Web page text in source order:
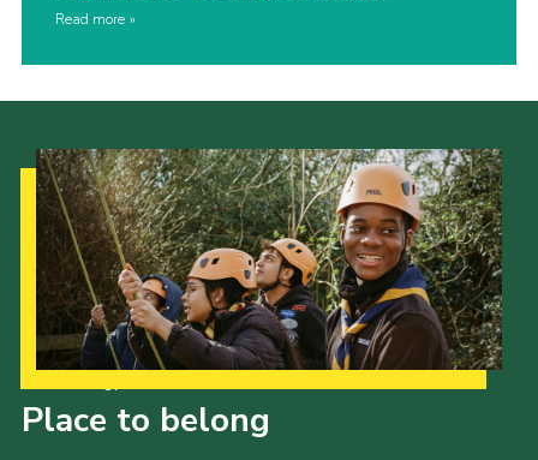
Read more
Place to belong